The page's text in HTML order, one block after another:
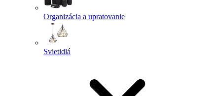
Organizácia a upratovanie
Svietidlá